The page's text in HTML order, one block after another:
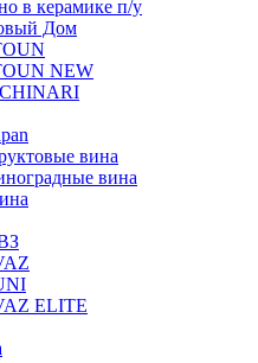
в керамике п/у
Дом
NEW
вина
вина
ELITE